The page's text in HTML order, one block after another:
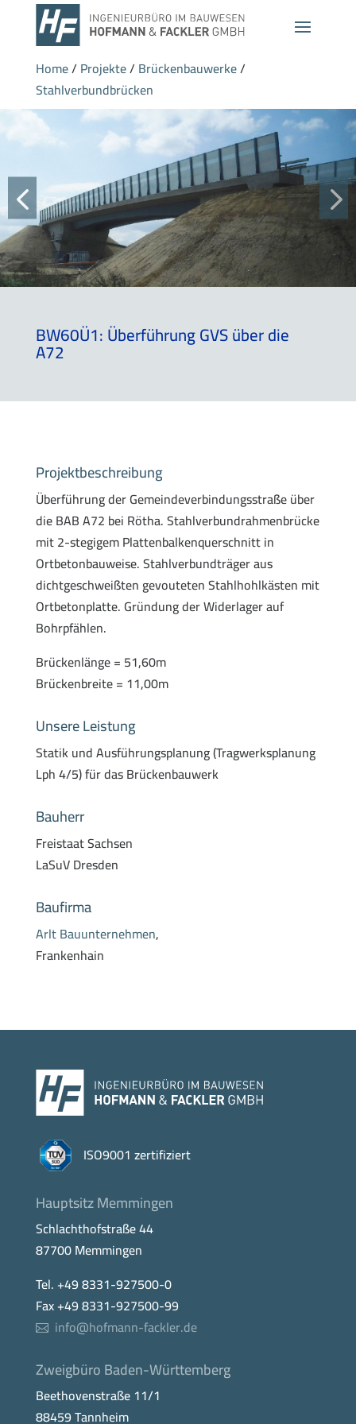
Home/ Projekte/ Brückenbauwerke/
Stahlverbundbrücken
BW60Ü1: Überführung GVS über die
A72
Projektbeschreibung
Überführung der Gemeindeverbindungsstraße über
die BAB A72 bei Rötha. Stahlverbundrahmenbrücke
mit 2-stegigem Plattenbalkenquerschnitt in
Ortbetonbauweise. Stahlverbundträger aus
dichtgeschweißten gevouteten Stahlhohlkästen mit
Ortbetonplatte. Gründung der Widerlager auf
Bohrpfählen.
Brückenlänge = 51,60m
Brückenbreite = 11,00m
Unsere Leistung
Statik und Ausführungsplanung (Tragwerksplanung
Lph 4/5) für das Brückenbauwerk
Bauherr
Freistaat Sachsen
LaSuV Dresden
Baufirma
Arlt Bauunternehmen,
Frankenhain
ISO9001 zertifiziert
Hauptsitz Memmingen
Schlachthofstraße 44
87700 Memmingen
Tel. +49 8331-927500-0
Fax +49 8331-927500-99
info@hofmann-fackler.de
Zweigbüro Baden-Württemberg
Beethovenstraße 11/1
88459 Tannheim